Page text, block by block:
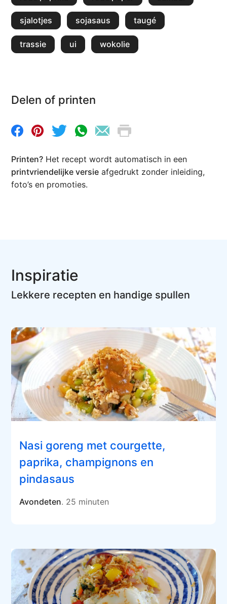
sjalotjes sojasaus taugé
trassie ui wokolie
Delen of printen
Printen? Het recept wordt automatisch in een
printvriendelijke versie afgedrukt zonder inleiding,
foto’s en promoties.
Inspiratie
Lekkere recepten en handige spullen
Nasi goreng met courgette,
paprika, champignons en
pindasaus
Avondeten. 25 minuten